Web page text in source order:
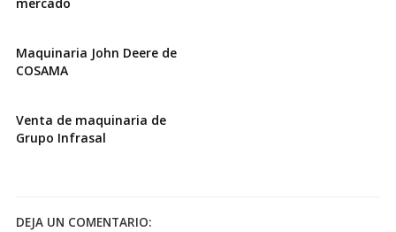
mercado
Maquinaria John Deere de
COSAMA
Venta de maquinaria de
Grupo Infrasal
DEJA UN COMENTARIO: